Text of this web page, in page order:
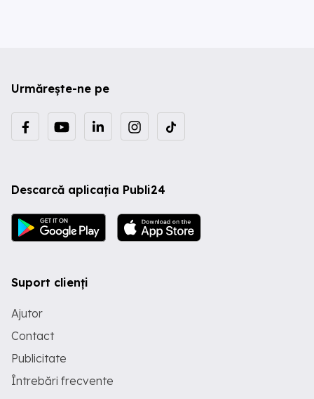
Urmărește-ne pe
Descarcă aplicația Publi24
Suport clienți
Ajutor
Contact
Publicitate
Întrebări frecvente